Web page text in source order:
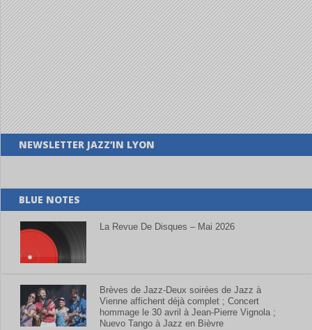
NEWSLETTER JAZZ’IN LYON
BLUE NOTES
La Revue De Disques – Mai 2026
Brèves de Jazz-Deux soirées de Jazz à
Vienne affichent déjà complet ; Concert
hommage le 30 avril à Jean-Pierre Vignola ;
Nuevo Tango à Jazz en Bièvre